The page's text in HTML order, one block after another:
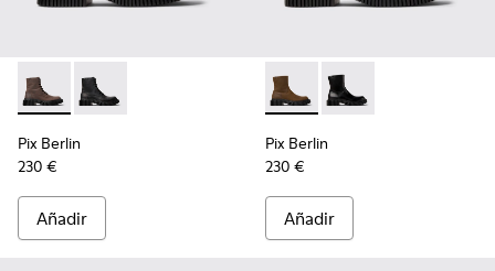
Pix Berlin - K300524-002 - Botas de media caña marrones
Pix Berlin - K300524-001 - Botines de nobuk negros
Pix Berlin
230 €
Añadir
Pix Berlin - K300525-002 -
Pix Berlin -
Pix Berlin
230 €
Añadir